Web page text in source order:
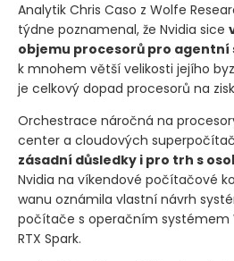
Analytik Chris Caso z Wolfe
týdne poznamenal, že Nvidia sice
objemu procesorů pro agentní
k mnohem větší velikosti jejího
je celkový dopad procesorů na
Orchestrace náročná na
center a cloudových
zásadní důsledky i pro trh s
Nvidia na víkendové počítačové
wanu oznámila vlastní návrh
počítače s operačním systémem
RTX Spark.